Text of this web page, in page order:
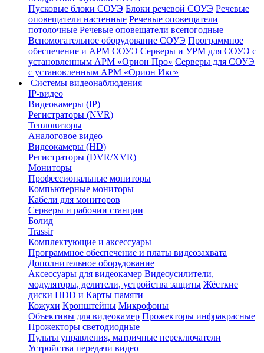
Пусковые блоки СОУЭ Блоки речевой СОУЭ Речевые
оповещатели настенные Речевые оповещатели
потолочные Речевые оповещатели всепогодные
Вспомогательное оборудование СОУЭ Программное
обеспечение и АРМ СОУЭ Серверы и УРМ для СОУЭ с
установленным АРМ «Орион Про» Серверы для СОУЭ
с установленным АРМ «Орион Икс»
Системы видеонаблюдения
IP-видео
Видеокамеры (IP)
Регистраторы (NVR)
Тепловизоры
Аналоговое видео
Видеокамеры (HD)
Регистраторы (DVR/XVR)
Мониторы
Профессиональные мониторы
Компьютерные мониторы
Кабели для мониторов
Серверы и рабочии станции
Болид
Trassir
Комплектующие и аксессуары
Программное обеспечение и платы видеозахвата
Дополнительное оборудование
Аксессуары для видеокамер Видеоусилители,
модуляторы, делители, устройства защиты Жёсткие
диски HDD и Карты памяти
Кожухи Кронштейны Микрофоны
Объективы для видеокамер Прожекторы инфракрасные
Прожекторы светодиодные
Пульты управления, матричные переключатели
Устройства передачи видео